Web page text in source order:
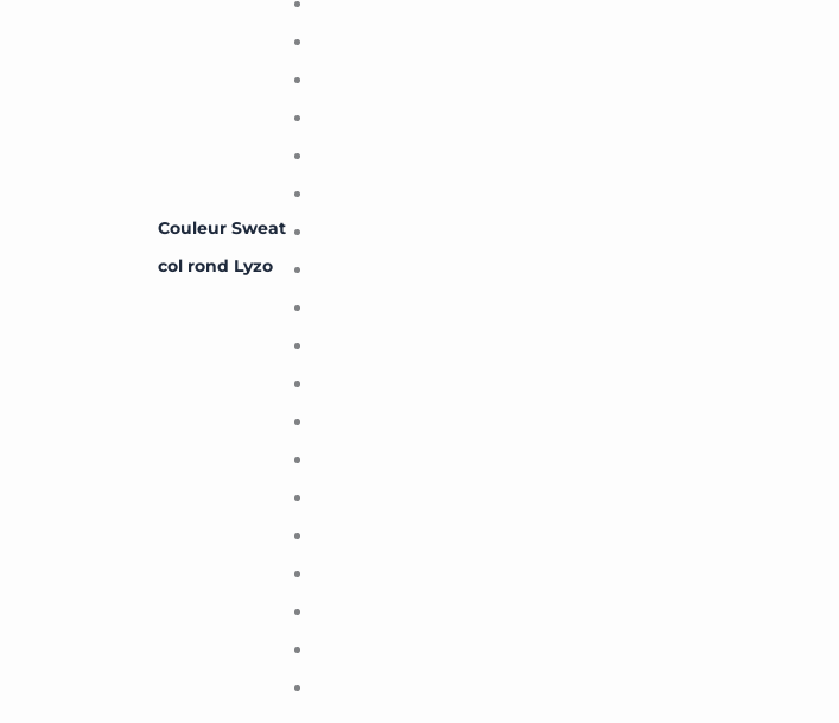
Couleur Sweat
col rond Lyzo